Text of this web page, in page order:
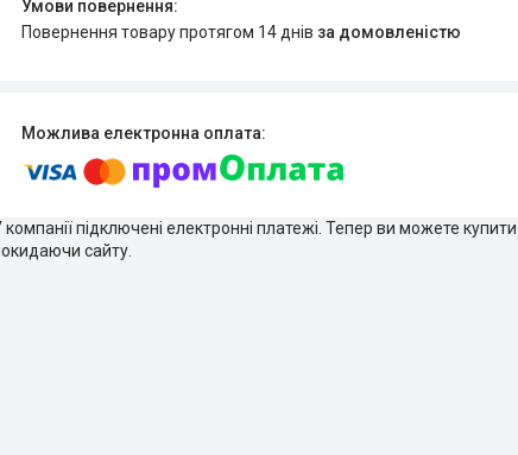
повернення товару протягом 14 днів за домовленістю
компанії підключені електронні платежі. Тепер ви можете
сайту.